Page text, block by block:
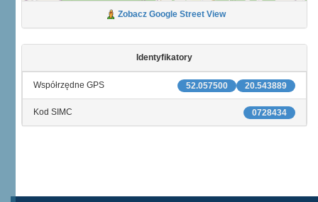
Zobacz Google Street View
Identyfikatory
20.543889
52.057500
Współrzędne GPS
0728434
Kod SIMC